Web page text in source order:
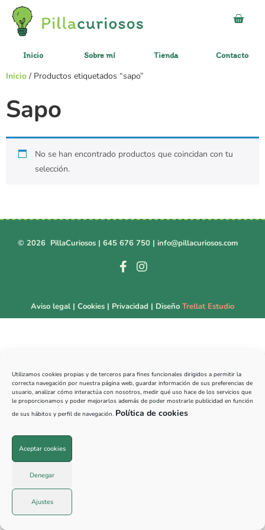
Utilizamos cookies propias y de terceros para fines funcionales dirigidos a permitir la
correcta navegación por nuestra página web, guardar información de sus preferencias de
usuario, analizar cómo interactúa con nosotros, medir qué uso hace de los servicios que
le proporcionamos y poder mejorarlos además de poder mostrarle publicidad en función
de sus hábitos y perfil de navegación. Política de cookies
Aceptar cookies
Denegar
Ajustes
Inicio Sobre mí Tienda Contacto
Inicio / Productos etiquetados “sapo”
Sapo
No se han encontrado productos que coincidan con tu
selección.
© 2026 PillaCuriosos | 645 676 750 | info@pillacuriosos.com
Aviso legal | Cookies | Privacidad | Diseño Trellat Estudio